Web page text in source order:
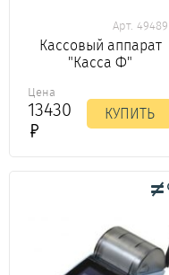
Арт. 49489
Кассовый аппарат
"Касса Ф"
Цена
13430 КУПИТЬ